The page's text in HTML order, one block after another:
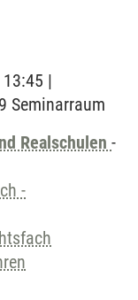
|
Seminarraum
Realschulen -
-